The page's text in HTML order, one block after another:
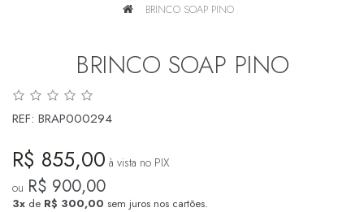
BRINCO SOAP PINO
BRINCO SOAP PINO
REF: BRAP000294
R$ 855,00 à vista no PIX
ou R$ 900,00
3x de R$ 300,00 sem juros nos cartões.